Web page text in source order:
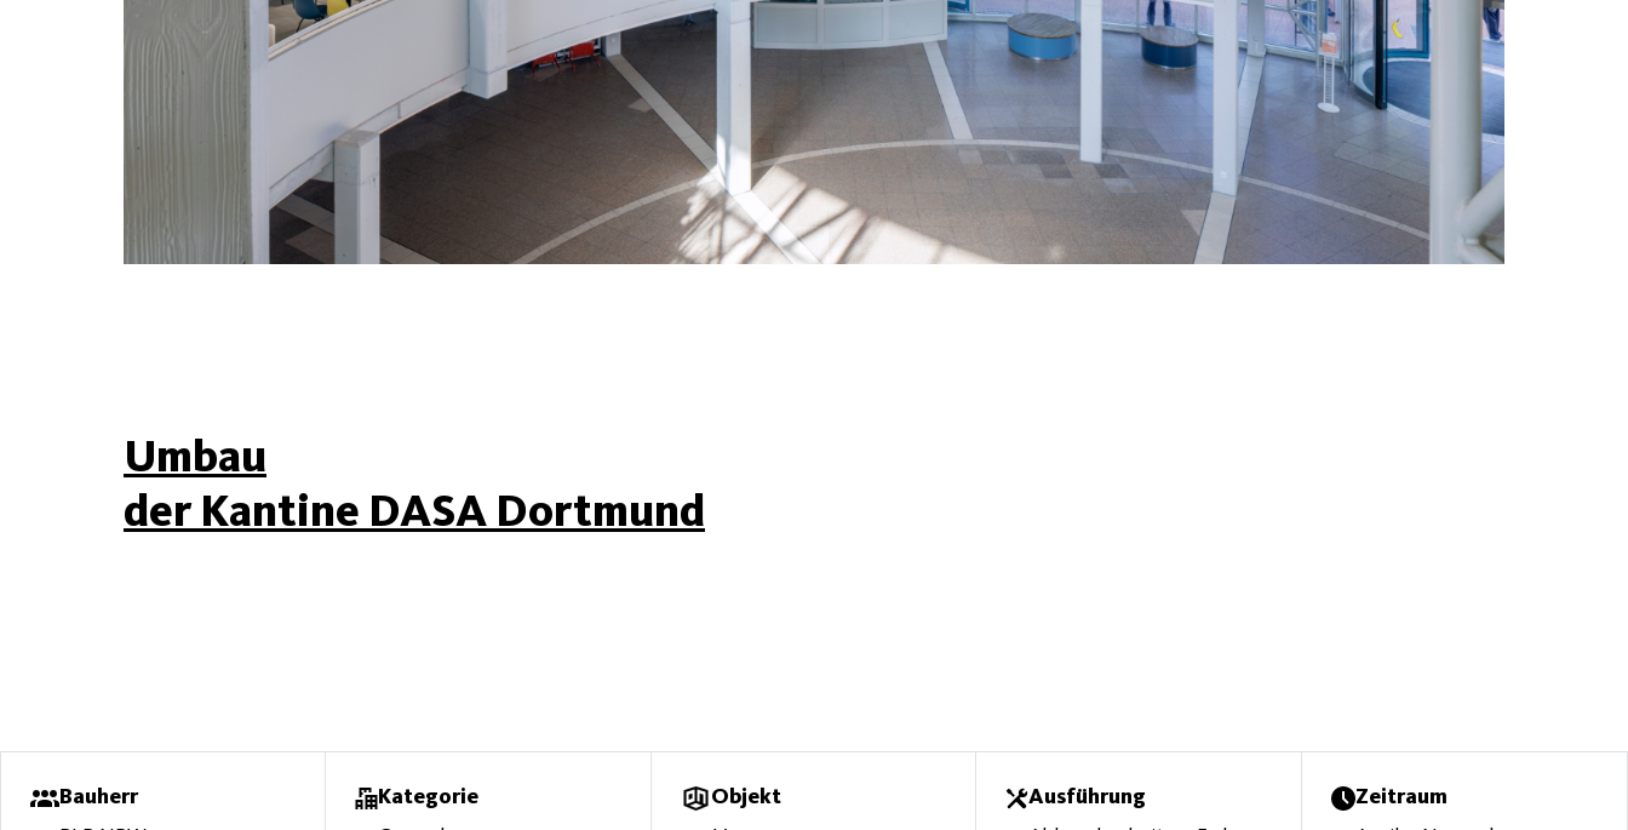
Umbau
der Kantine DASA Dortmund
Bauherr
Kategorie
Objekt
Ausführung
Zeitraum